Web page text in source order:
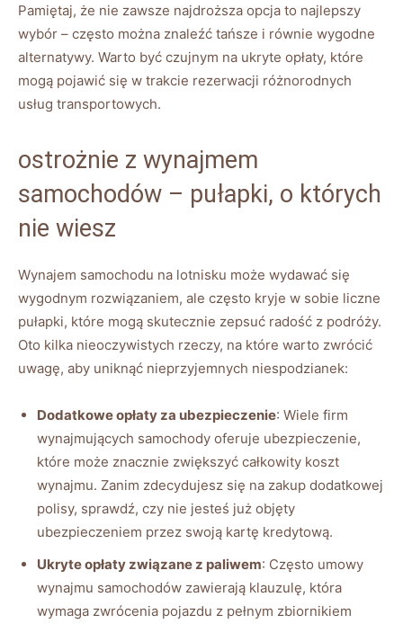
Pamiętaj, że nie zawsze najdroższa opcja to najlepszy
wybór – często można znaleźć tańsze i równie wygodne
alternatywy. Warto być czujnym na ukryte opłaty, które
mogą pojawić się w trakcie rezerwacji różnorodnych
usług transportowych.
ostrożnie z wynajmem
samochodów – pułapki, o których
nie wiesz
Wynajem samochodu na lotnisku może wydawać się
wygodnym rozwiązaniem, ale często kryje w sobie liczne
pułapki, które mogą skutecznie zepsuć radość z podróży.
Oto kilka nieoczywistych rzeczy, na które warto zwrócić
uwagę, aby uniknąć nieprzyjemnych niespodzianek:
Dodatkowe opłaty za ubezpieczenie: Wiele firm
wynajmujących samochody oferuje ubezpieczenie,
które może znacznie zwiększyć całkowity koszt
wynajmu. Zanim zdecydujesz się na zakup dodatkowej
polisy, sprawdź, czy nie jesteś już objęty
ubezpieczeniem przez swoją kartę kredytową.
Ukryte opłaty związane z paliwem: Często umowy
wynajmu samochodów zawierają klauzulę, która
wymaga zwrócenia pojazdu z pełnym zbiornikiem